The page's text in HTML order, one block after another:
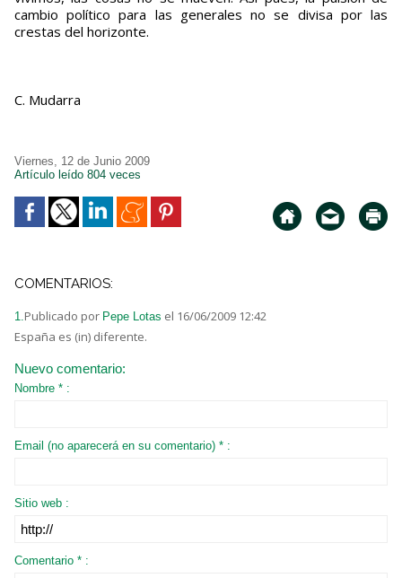
cambio político para las generales no se divisa por las
crestas del horizonte.
C. Mudarra
Viernes, 12 de Junio 2009
Artículo leído 804 veces
COMENTARIOS:
1.Publicado por Pepe Lotas el 16/06/2009 12:42
España es (in) diferente.
Nuevo comentario:
Nombre * :
Email (no aparecerá en su comentario) * :
Sitio web :
Comentario * :